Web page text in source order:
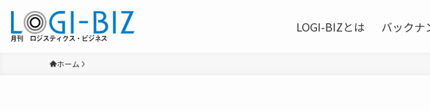
LOGI-BIZとは バックナ
ホーム